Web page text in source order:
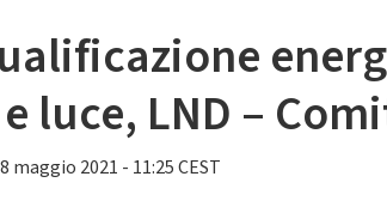
luce, LND –
maggio 2021 - 11:25 CEST